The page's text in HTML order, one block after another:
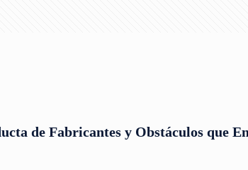
de Fabricantes y Obstáculos que